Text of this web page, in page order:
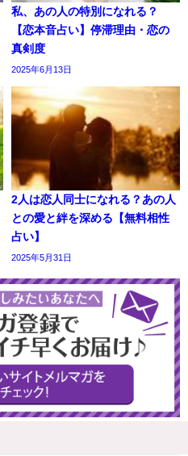
私、あの人の特別になれる？
【恋本音占い】停滞理由・恋の
真剣度
2025年6月13日
2人は恋人同士になれる？あの人
との愛と絆を深める【無料相性
占い】
2025年5月31日